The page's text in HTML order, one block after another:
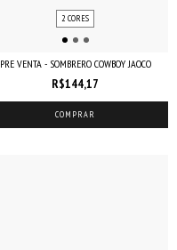
2 CORES
PRE VENTA - SOMBRERO COWBOY JAOCO
R$144,17
COMPRAR